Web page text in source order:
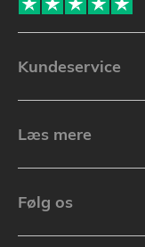
Kundeservice
Læs mere
Følg os